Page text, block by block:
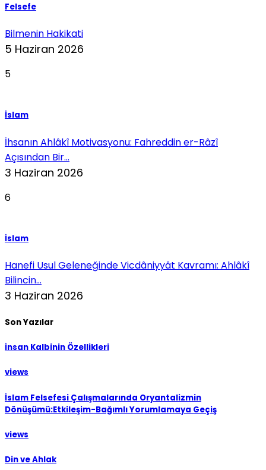
Felsefe
Bilmenin Hakikati
5 Haziran 2026
5
İslam
İhsanın Ahlâkî Motivasyonu: Fahreddin er-Râzî
Açısından Bir...
3 Haziran 2026
6
İslam
Hanefi Usul Geleneğinde Vicdâniyyât Kavramı: Ahlâkî
Bilincin...
3 Haziran 2026
Son Yazılar
İnsan Kalbinin Özellikleri
views
İslam Felsefesi Çalışmalarında Oryantalizmin
Dönüşümü:Etkileşim-Bağımlı Yorumlamaya Geçiş
views
Din ve Ahlak